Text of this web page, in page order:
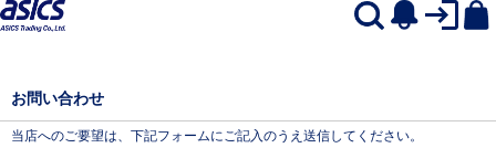
お問い合わせ
当店へのご要望は、下記フォームにご記入のうえ送信してください。